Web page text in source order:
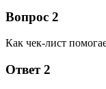
Вопрос 2
Как чек-лист
Ответ 2